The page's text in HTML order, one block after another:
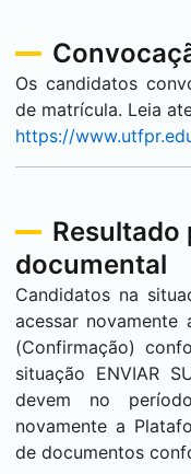
Os candidatos
de matrícula. Leia
https://
Resultado
documental
Candidatos na
acessar
(Confirmação)
situação ENVIAR
devem no
novamente a
de documentos